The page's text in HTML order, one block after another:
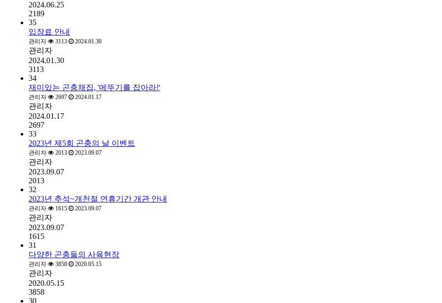
2024.06.25
2189
35
입장료 안내
관리자 3113 2024.01.30
관리자
2024.01.30
3113
34
재미있는 곤충채집, '메뚜기를 잡아라!'
관리자 2697 2024.01.17
관리자
2024.01.17
2697
33
2023년 제5회 곤충의 날 이벤트
관리자 2013 2023.09.07
관리자
2023.09.07
2013
32
2023년 추석~개천절 연휴기간 개관 안내
관리자 1615 2023.09.07
관리자
2023.09.07
1615
31
다양한 곤충들의 사육현장
관리자 3858 2020.05.15
관리자
2020.05.15
3858
30